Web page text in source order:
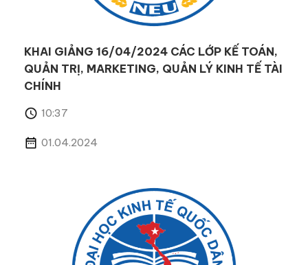
KHAI GIẢNG 16/04/2024 CÁC LỚP KẾ TOÁN,
QUẢN TRỊ, MARKETING, QUẢN LÝ KINH TẾ TÀI
CHÍNH
10:37
01.04.2024